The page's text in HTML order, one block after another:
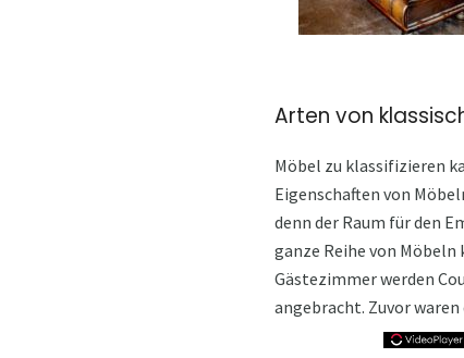
Arten von
Möbel zu klassifizieren
Eigenschaften von
denn der Raum für den
ganze Reihe von
Gästezimmer werden
angebracht. Zuvor